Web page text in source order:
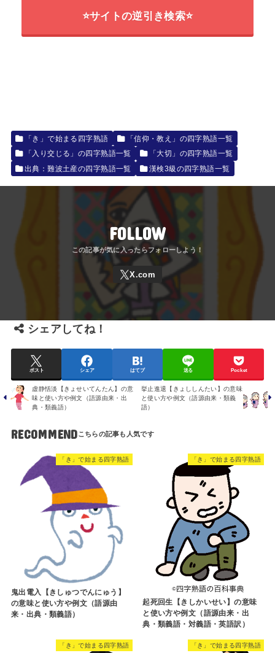
⭐サイトの逆引き検索⭐
「き」で始まる四字熟語
「信仰・教え」の四字熟語一覧
「入り交じる」の四字熟語一覧
「大切」の四字熟語一覧
出典：難波土産の四字熟語一覧
漢検3級の四字熟語一覧
FOLLOW
シェアしてね！
ポスト シェア はてブ 送る Pocket
虚静恬淡【きょせいてんたん】の意
味と使い方や例文（語源由来・出
典・類義語）
挙止進退【きょししんたい】の意味
と使い方や例文（語源由来・類義
語）
RECOMMEND
「き」で始まる四字熟語
鬼出電入【きしゅつでんにゅう】
の意味と使い方や例文（語源由
来・出典・類義語）
「き」で始まる四字熟語
起死回生【きしかいせい】の意味
と使い方や例文（語源由来・出
典・類義語・対義語・英語訳）
「き」で始まる四字熟語 「き」で始まる四字熟語